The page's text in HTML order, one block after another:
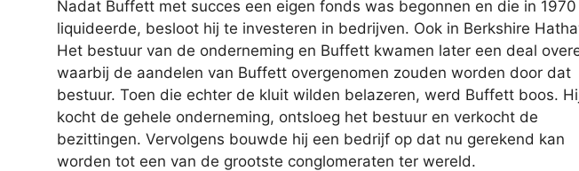
Nadat Buffett met succes een eigen fonds was begonnen en die in 1970
liquideerde, besloot hij te investeren in bedrijven. Ook in Berkshire
Het bestuur van de onderneming en Buffett kwamen later een deal
waarbij de aandelen van Buffett overgenomen zouden worden door dat
bestuur. Toen die echter de kluit wilden belazeren, werd Buffett boos.
kocht de gehele onderneming, ontsloeg het bestuur en verkocht de
bezittingen. Vervolgens bouwde hij een bedrijf op dat nu gerekend kan
worden tot een van de grootste conglomeraten ter wereld.